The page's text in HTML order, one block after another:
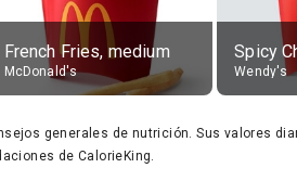
French Fries, medium
McDonald's Wendy's
generales de nutrición. Sus valores
de CalorieKing.